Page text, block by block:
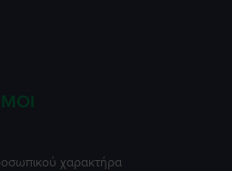
χαρακτήρα